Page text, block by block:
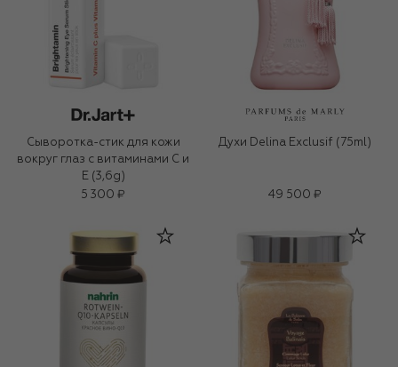
Сыворотка-стик для кожи
вокруг глаз с витаминами С и
Е (3,6g)
5 300 ₽
Духи Delina Exclusif (75ml)
49 500 ₽